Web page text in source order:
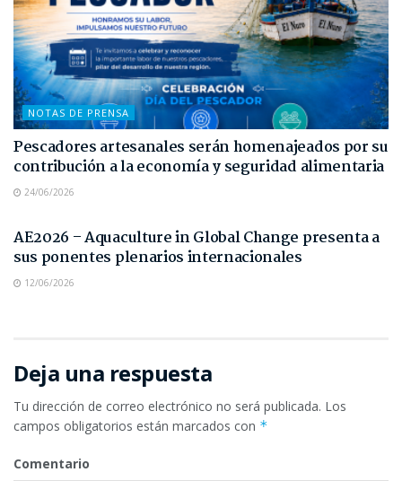
NOTAS DE PRENSA
Pescadores artesanales serán homenajeados por su
contribución a la economía y seguridad alimentaria
24/06/2026
AE2026 – Aquaculture in Global Change presenta a
sus ponentes plenarios internacionales
12/06/2026
Deja una respuesta
Tu dirección de correo electrónico no será publicada. Los
campos obligatorios están marcados con *
Comentario